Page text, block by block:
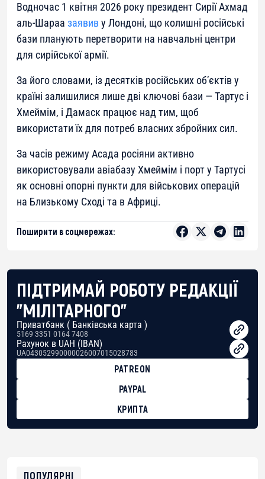
Водночас 1 квітня 2026 року президент Сирії Ахмад
аль-Шараа заявив у Лондоні, що колишні російські
бази планують перетворити на навчальні центри
для сирійської армії.
За його словами, із десятків російських об’єктів у
країні залишилися лише дві ключові бази — Тартус і
Хмеймім, і Дамаск працює над тим, щоб
використати їх для потреб власних збройних сил.
За часів режиму Асада росіяни активно
використовували авіабазу Хмеймім і порт у Тартусі
як основні опорні пункти для військових операцій
на Близькому Сході та в Африці.
Поширити в соцмережах:
ПІДТРИМАЙ РОБОТУ РЕДАКЦІЇ
"МІЛІТАРНОГО"
Приватбанк ( Банківська карта )
5169 3351 0164 7408
Рахунок в UAH (IBAN)
UA043052990000026007015028783
PATREON
PAYPAL
КРИПТА
0xfD02863D3289416fcF50975c9DFda13623f97758
ПОПУЛЯРНІ